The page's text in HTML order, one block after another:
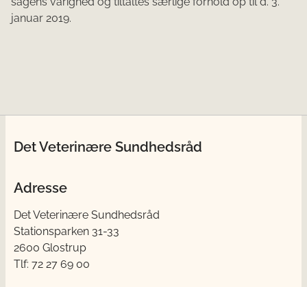
januar 2019.
Det Veterinære Sundhedsråd
Adresse
Det Veterinære Sundhedsråd
Stationsparken 31-33
2600 Glostrup
Tlf: 72 27 69 00